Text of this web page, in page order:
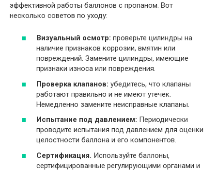
эффективной работы баллонов с пропаном. Вот
несколько советов по уходу:
Визуальный осмотр: проверьте цилиндры на
наличие признаков коррозии, вмятин или
повреждений. Замените цилиндры, имеющие
признаки износа или повреждения.
Проверка клапанов: убедитесь, что клапаны
работают правильно и не имеют утечек.
Немедленно замените неисправные клапаны.
Испытание под давлением: Периодически
проводите испытания под давлением для оценки
целостности баллона и его компонентов.
Сертификация. Используйте баллоны,
сертифицированные регулирующими органами и